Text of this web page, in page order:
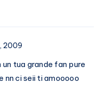
2009
tua grande fan pure
nn ci seii ti amooooo